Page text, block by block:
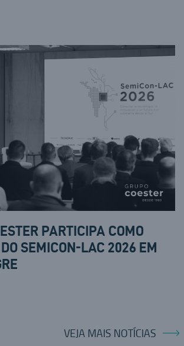
PARTICIPA COMO
SEMICON-LAC 2026 EM
VEJA MAIS NOTÍCIAS